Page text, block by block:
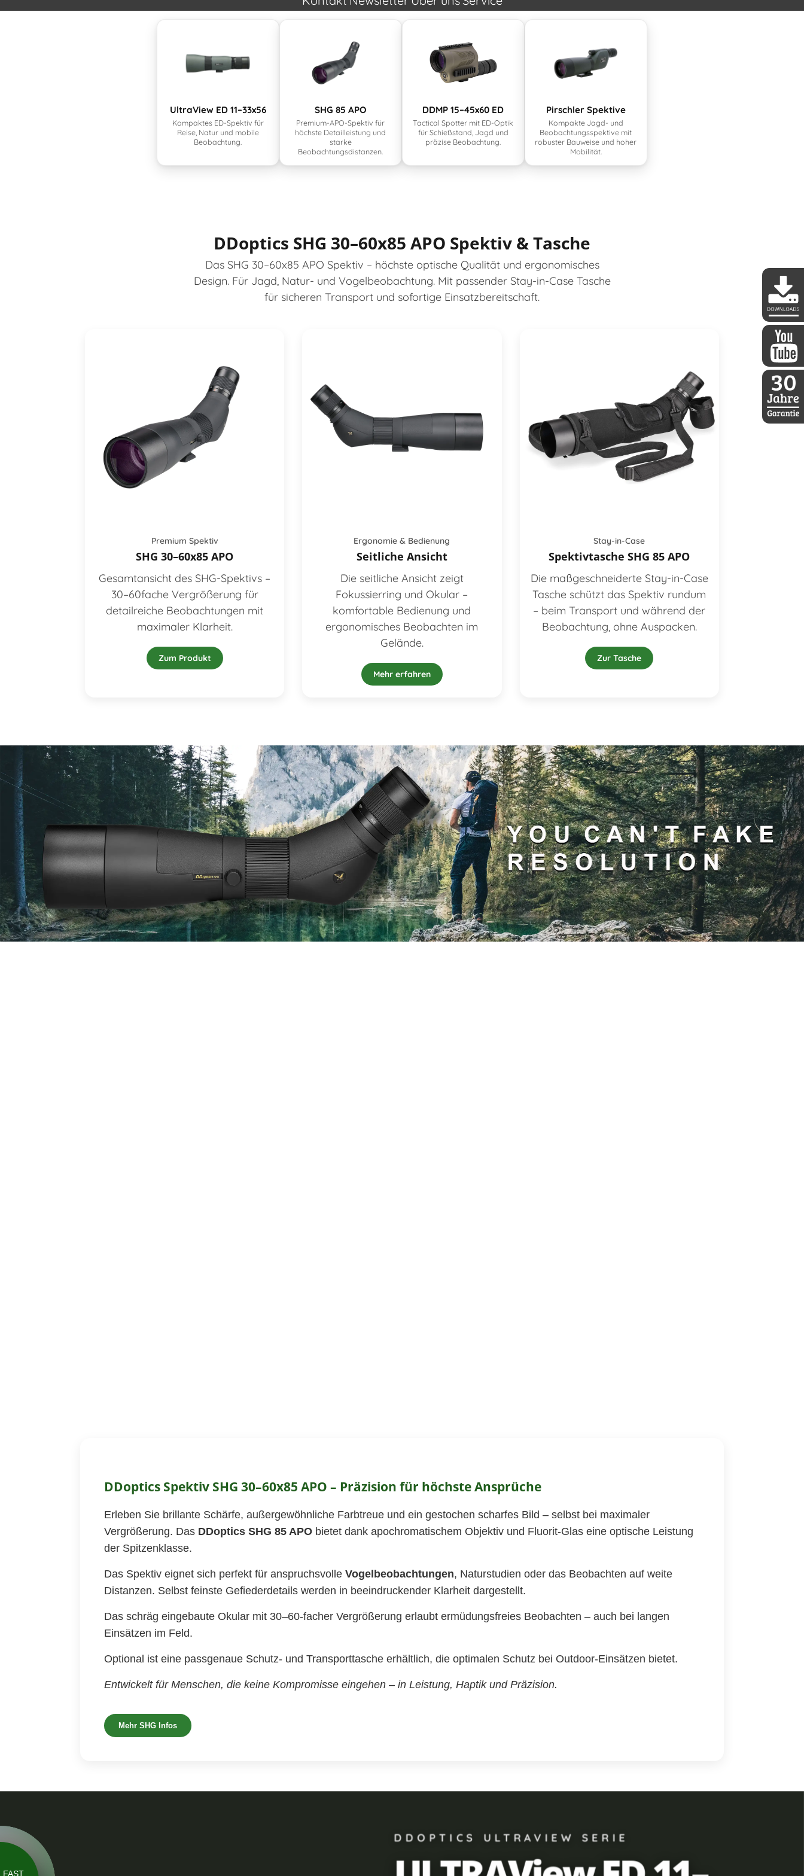
FAST
UltraView ED 11–33x56
Kompaktes ED-Spektiv für
Reise, Natur und mobile
Beobachtung.
SHG 85 APO
Premium-APO-Spektiv für
höchste Detailleistung und
starke
Beobachtungsdistanzen.
DDMP 15–45x60 ED
Tactical Spotter mit ED-Optik
für Schießstand, Jagd und
präzise Beobachtung.
Pirschler Spektive
Kompakte Jagd- und
Beobachtungsspektive mit
robuster Bauweise und hoher
Mobilität.
DDoptics SHG 30–60x85 APO Spektiv & Tasche
Das SHG 30–60x85 APO Spektiv – höchste optische Qualität und ergonomisches
Design. Für Jagd, Natur- und Vogelbeobachtung. Mit passender Stay-in-Case Tasche
für sicheren Transport und sofortige Einsatzbereitschaft.
Premium Spektiv
SHG 30–60x85 APO
Gesamtansicht des SHG-Spektivs –
30–60fache Vergrößerung für
detailreiche Beobachtungen mit
maximaler Klarheit.
Zum Produkt
Ergonomie & Bedienung
Seitliche Ansicht
Die seitliche Ansicht zeigt
Fokussierring und Okular –
komfortable Bedienung und
ergonomisches Beobachten im
Gelände.
Mehr erfahren
Stay-in-Case
Spektivtasche SHG 85 APO
Die maßgeschneiderte Stay-in-Case
Tasche schützt das Spektiv rundum
– beim Transport und während der
Beobachtung, ohne Auspacken.
Zur Tasche
DDoptics Spektiv SHG 30–60x85 APO – Präzision für höchste Ansprüche
Erleben Sie brillante Schärfe, außergewöhnliche Farbtreue und ein gestochen scharfes Bild – selbst bei maximaler
Vergrößerung. Das DDoptics SHG 85 APO bietet dank apochromatischem Objektiv und Fluorit-Glas eine optische Leistung
der Spitzenklasse.
Das Spektiv eignet sich perfekt für anspruchsvolleVogelbeobachtungen, Naturstudien oder das Beobachten auf weite
Distanzen. Selbst feinste Gefiederdetails werden in beeindruckender Klarheit dargestellt.
Das schräg eingebaute Okular mit 30–60-facher Vergrößerung erlaubt ermüdungsfreies Beobachten – auch bei langen
Einsätzen im Feld.
Optional ist eine passgenaue Schutz- und Transporttasche erhältlich, die optimalen Schutz bei Outdoor-Einsätzen bietet.
Entwickelt für Menschen, die keine Kompromisse eingehen – in Leistung, Haptik und Präzision.
Mehr SHG Infos
DDOPTICS ULTRAVIEW SERIE
DDoptics
DDoptics